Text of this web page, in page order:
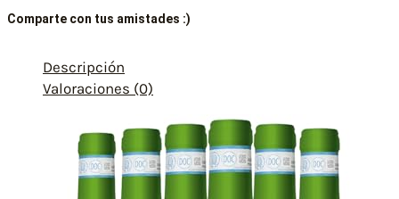
Comparte con tus amistades :)
Descripción
Valoraciones (0)